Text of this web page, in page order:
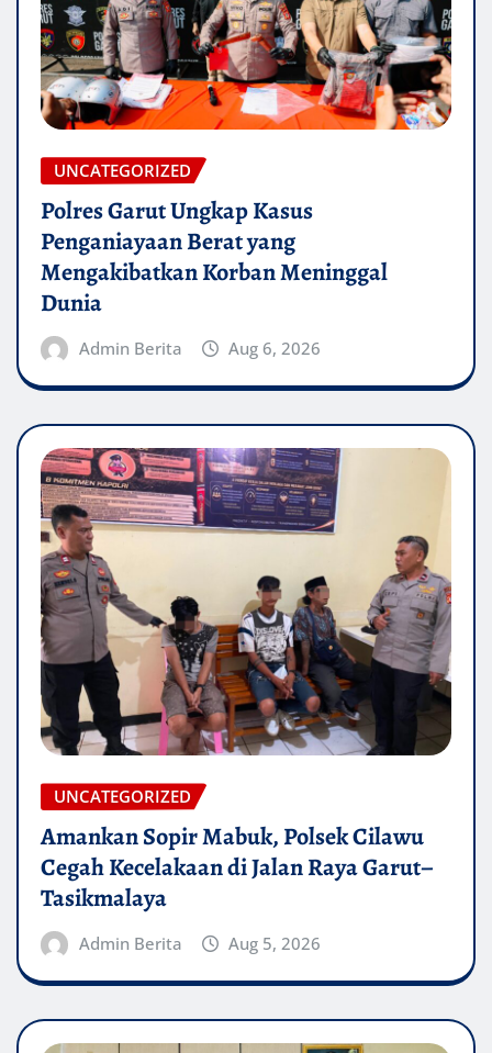
UNCATEGORIZED
Polres Garut Ungkap Kasus
Penganiayaan Berat yang
Mengakibatkan Korban Meninggal
Dunia
Admin Berita Aug 6, 2026
UNCATEGORIZED
Amankan Sopir Mabuk, Polsek Cilawu
Cegah Kecelakaan di Jalan Raya Garut–
Tasikmalaya
Admin Berita Aug 5, 2026